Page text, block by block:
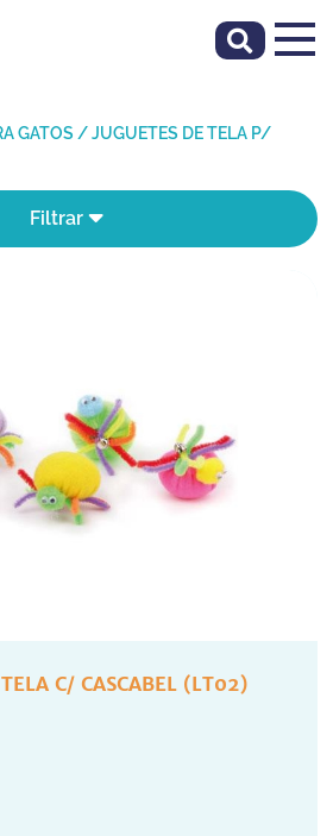
GATOS /JUGUETES DE TELA P/
Filtrar
C/ CASCABEL (LT02)